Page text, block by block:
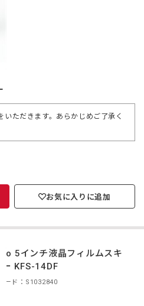
ただきます。あらかじめご了承く
お気に入りに追加
5インチ液晶フィルムスキ
ー KFS-14DF
ード：S1032840